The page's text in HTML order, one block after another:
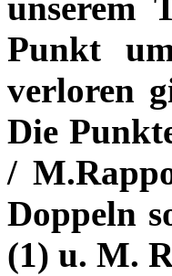
unserem
Punkt
verloren
Die
/
Doppeln
(1) u. M.